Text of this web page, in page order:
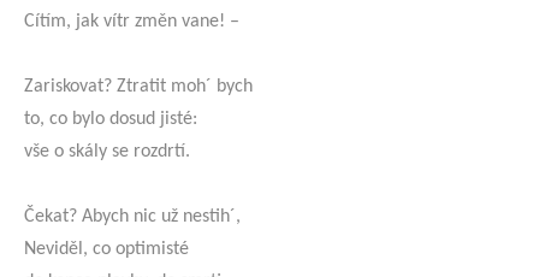
Cítím, jak vítr změn vane! –
Zariskovat? Ztratit moh´ bych
to, co bylo dosud jisté:
vše o skály se rozdrtí.
Čekat? Abych nic už nestih´,
Neviděl, co optimisté